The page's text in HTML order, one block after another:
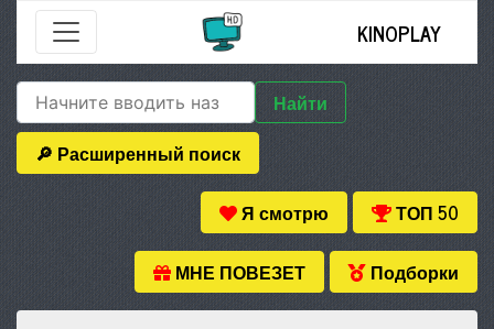
KINOPLAY
Найти
🔎 Расширенный поиск
Я смотрю ТОП 50
МНЕ ПОВЕЗЕТ Подборки